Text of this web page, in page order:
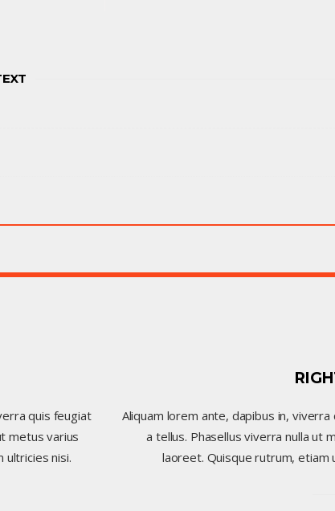
quis feugiat
metus varius
ultricies nisi.
Aliquam lorem ante, dapibus in, viverra
a tellus. Phasellus viverra nulla ut
laoreet. Quisque rutrum, etiam